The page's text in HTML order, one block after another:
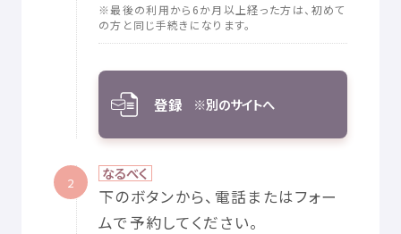
※最後の利用から6か月 以上経った方は、 初めて
の方 と同 じ手続きになります。
登録 ※別のサイトへ
2 なるべく
下のボタンから、 電話 またはフォー
ムで 予約してください。